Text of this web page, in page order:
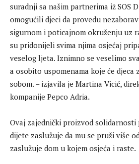
suradnji sa našim partnerima iż SOS
omogućili djeci da provedu
sigurnom i poticajnom okruženju uz
su pridonijeli svima njima osjećaj
veselog ljeta. Iznimno se veselimo
a osobito uspomenama koje će djeca
sobom. – izjavila je Martina Vicić,
kompanije Pepco Adria.
Ovaj zajednički proizvod solidarnosti
dijete zaslužuje da mu se pruži više
zaslužuje dom u kojem osjeća i raste.